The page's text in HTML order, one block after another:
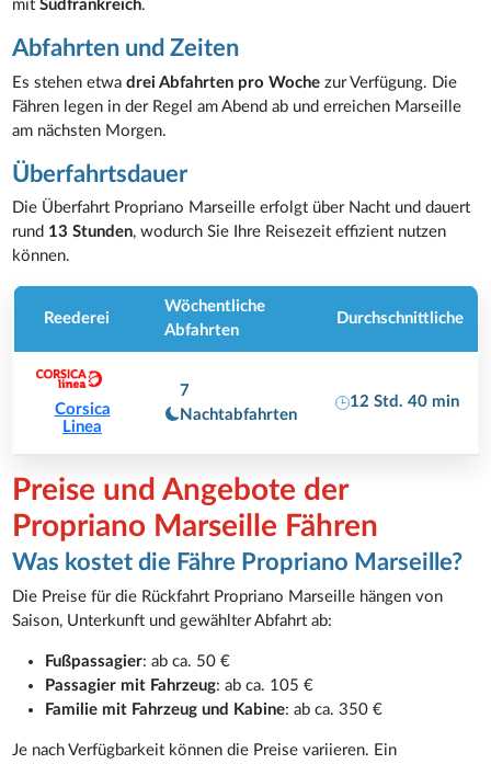
mitSüdfrankreich.
Abfahrten und Zeiten
Es stehen etwadrei Abfahrten pro Woche zur Verfügung. Die
Fähren legen in der Regel am Abend ab und erreichen Marseille
am nächsten Morgen.
Überfahrtsdauer
Die Überfahrt Propriano Marseille erfolgt über Nacht und dauert
rund 13 Stunden, wodurch Sie Ihre Reisezeit effizient nutzen
können.
Reederei
Wöchentliche
Abfahrten
Durchschnittliche
Corsica
Linea
7
Nachtabfahrten
12 Std. 40 min
Preise und Angebote der
Propriano Marseille Fähren
Was kostet die Fähre Propriano Marseille?
Die Preise für die Rückfahrt Propriano Marseille hängen von
Saison, Unterkunft und gewählter Abfahrt ab:
Fußpassagier: ab ca. 50 €
Passagier mit Fahrzeug: ab ca. 105 €
Familie mit Fahrzeug und Kabine: ab ca. 350 €
Je nach Verfügbarkeit können die Preise variieren. Ein